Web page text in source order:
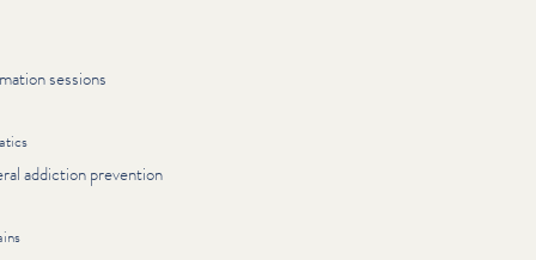
sessions
addiction prevention